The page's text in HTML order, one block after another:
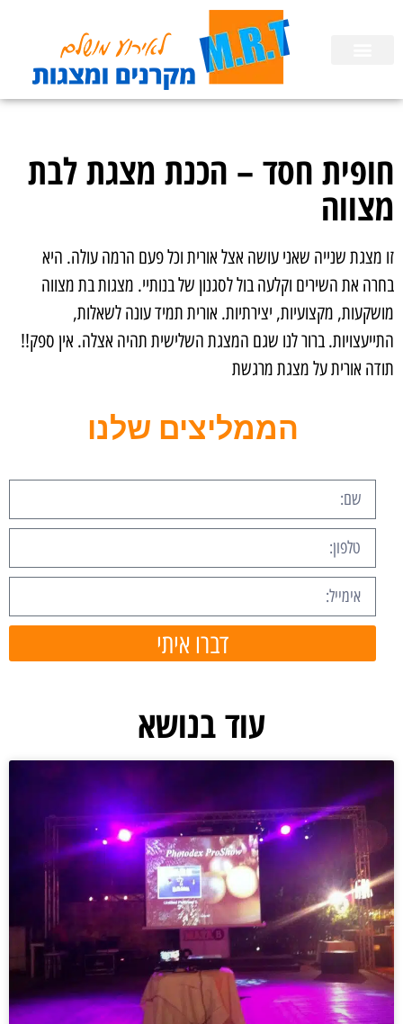
חופית חסד – הכנת מצגת לבת
מצווה
זו מצגת שנייה שאני עושה אצל אורית וכל פעם הרמה עולה. היא
בחרה את השירים וקלעה בול לסגנון של בנותיי. מצגות בת מצווה
מושקעות, מקצועיות, יצירתיות. אורית תמיד עונה לשאלות,
התייעצויות. ברור לנו שגם המצגת השלישית תהיה אצלה. אין ספק!!
תודה אורית על מצגת מרגשת
הממליצים שלנו
דברו איתי
עוד בנושא